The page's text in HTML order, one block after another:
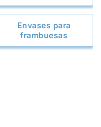
Envases para
frambuesas